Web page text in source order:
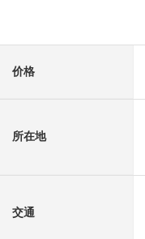
价格
所在地
交通